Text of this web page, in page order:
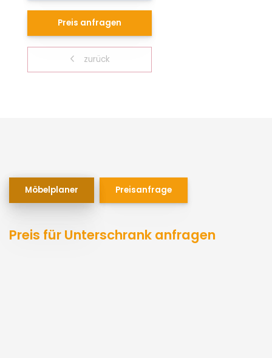
Preis anfragen
zurück
Möbelplaner Preisanfrage
Preis für Unterschrank anfragen